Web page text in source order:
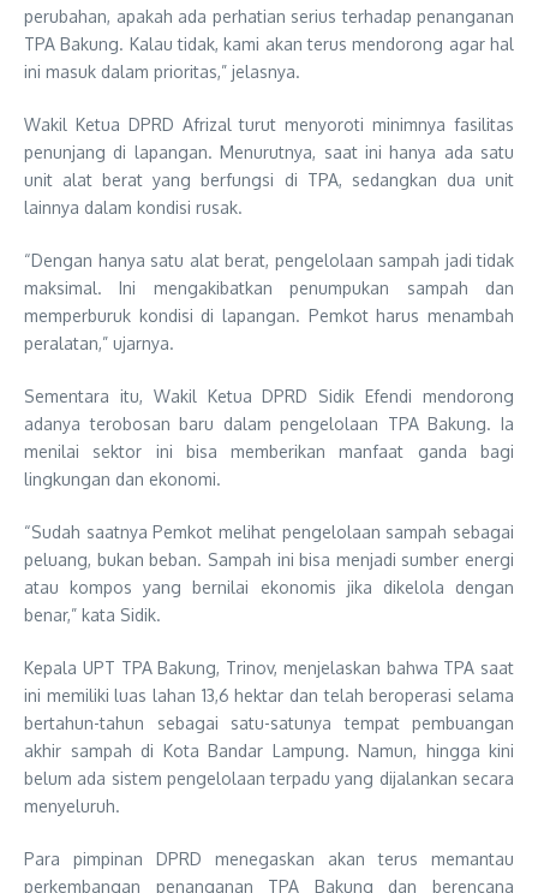
perubahan, apakah ada perhatian serius terhadap penanganan
TPA Bakung. Kalau tidak, kami akan terus mendorong agar hal
ini masuk dalam prioritas,” jelasnya.
Wakil Ketua DPRD Afrizal turut menyoroti minimnya fasilitas
penunjang di lapangan. Menurutnya, saat ini hanya ada satu
unit alat berat yang berfungsi di TPA, sedangkan dua unit
lainnya dalam kondisi rusak.
“Dengan hanya satu alat berat, pengelolaan sampah jadi tidak
maksimal. Ini mengakibatkan penumpukan sampah dan
memperburuk kondisi di lapangan. Pemkot harus menambah
peralatan,” ujarnya.
Sementara itu, Wakil Ketua DPRD Sidik Efendi mendorong
adanya terobosan baru dalam pengelolaan TPA Bakung. Ia
menilai sektor ini bisa memberikan manfaat ganda bagi
lingkungan dan ekonomi.
“Sudah saatnya Pemkot melihat pengelolaan sampah sebagai
peluang, bukan beban. Sampah ini bisa menjadi sumber energi
atau kompos yang bernilai ekonomis jika dikelola dengan
benar,” kata Sidik.
Kepala UPT TPA Bakung, Trinov, menjelaskan bahwa TPA saat
ini memiliki luas lahan 13,6 hektar dan telah beroperasi selama
bertahun-tahun sebagai satu-satunya tempat pembuangan
akhir sampah di Kota Bandar Lampung. Namun, hingga kini
belum ada sistem pengelolaan terpadu yang dijalankan secara
menyeluruh.
Para pimpinan DPRD menegaskan akan terus memantau
perkembangan penanganan TPA Bakung dan berencana